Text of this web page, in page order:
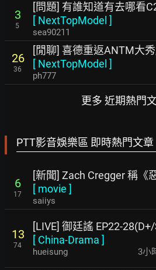
3
5
[問題] 有誰知道有去哪看
[ NextTopModel ]
sea90211
26
36
[閒聊] 喜德重返ANTM大
[ NextTopModel ]
ph777
更多 近期熱門
PTT影音娛樂區 即時熱門文章
6
17
[新聞] Zach Cregger 稱《
[ movie ]
saiiys
13
74
[LIVE] 御廷謠 EP22-
[ China-Drama ]
hueisung 3小